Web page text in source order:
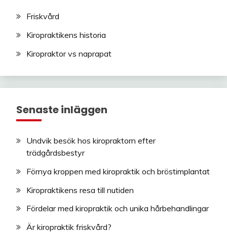
Friskvård
Kiropraktikens historia
Kiropraktor vs naprapat
Senaste inläggen
Undvik besök hos kiropraktorn efter
trädgårdsbestyr
Förnya kroppen med kiropraktik och bröstimplantat
Kiropraktikens resa till nutiden
Fördelar med kiropraktik och unika hårbehandlingar
Är kiropraktik friskvård?